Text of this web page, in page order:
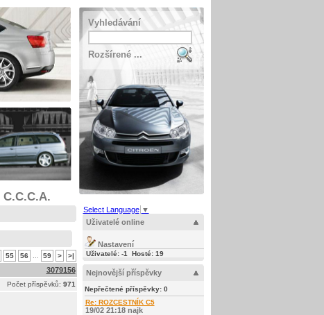
Vyhledávání
Rozšírené ...
C.C.C.A.
55 56 59 > >|
3079156
Počet příspěvků: 971
Select Language ▼
Uživatelé online
Nastavení
Uživatelé: -1 Hosté: 19
Nejnovější příspěvky
Nepřečtené příspěvky: 0
Re: ROZCESTNÍK C5
19/02 21:18 najk